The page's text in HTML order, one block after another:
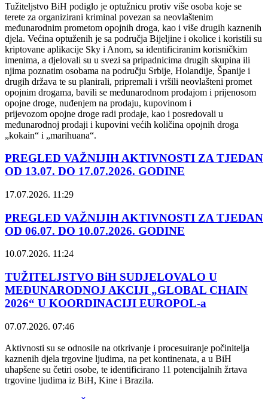
Tužiteljstvo BiH podiglo je optužnicu protiv više osoba koje se
terete za organizirani kriminal povezan sa neovlaštenim
međunarodnim prometom opojnih droga, kao i više drugih kaznenih
djela. Većina optuženih je sa područja Bijeljine i okolice i koristili su
kriptovane aplikacije Sky i Anom, sa identificiranim korisničkim
imenima, a djelovali su u svezi sa pripadnicima drugih skupina ili
njima poznatim osobama na području Srbije, Holandije, Španije i
drugih država te su planirali, pripremali i vršili neovlašteni promet
opojnim drogama, bavili se međunarodnom prodajom i prijenosom
opojne droge, nuđenjem na prodaju, kupovinom i
prijevozom opojne droge radi prodaje, kao i posredovali u
međunarodnoj prodaji i kupovini većih količina opojnih droga
„kokain“ i „marihuana“.
PREGLED VAŽNIJIH AKTIVNOSTI ZA TJEDAN
OD 13.07. DO 17.07.2026. GODINE
17.07.2026. 11:29
PREGLED VAŽNIJIH AKTIVNOSTI ZA TJEDAN
OD 06.07. DO 10.07.2026. GODINE
10.07.2026. 11:24
TUŽITELJSTVO BiH SUDJELOVALO U
MEĐUNARODNOJ AKCIJI „GLOBAL CHAIN
2026“ U KOORDINACIJI EUROPOL-a
07.07.2026. 07:46
Aktivnosti su se odnosile na otkrivanje i procesuiranje počinitelja
kaznenih djela trgovine ljudima, na pet kontinenata, a u BiH
uhapšene su četiri osobe, te identificirano 11 potencijalnih žrtava
trgovine ljudima iz BiH, Kine i Brazila.